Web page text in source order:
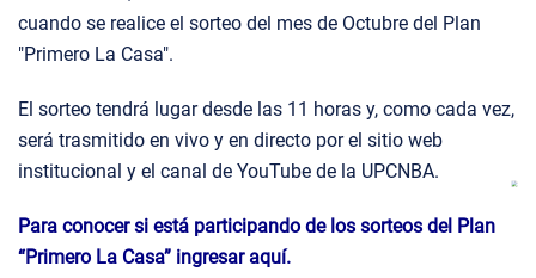
cuando se realice el sorteo del mes de Octubre del Plan
"Primero La Casa".
El sorteo tendrá lugar desde las 11 horas y, como cada vez,
será trasmitido en vivo y en directo por el sitio web
institucional y el canal de YouTube de la UPCNBA.
Para conocer si está participando de los sorteos del Plan
“Primero La Casa” ingresar aquí.